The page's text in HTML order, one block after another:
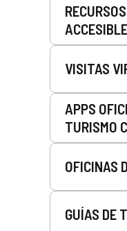
VISITAS
APPS
TURISMO
OFICINAS
GUÍAS DE